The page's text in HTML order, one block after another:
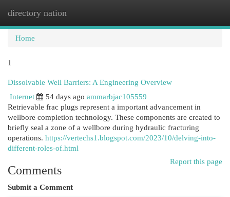
directory nation
Home
1
Dissolvable Well Barriers: A Engineering Overview
Internet
54 days ago ammarbjac105559
Retrievable frac plugs represent a important advancement in
wellbore completion technology. These components are created to
briefly seal a zone of a wellbore during hydraulic fracturing
operations. https://vertechs1.blogspot.com/2023/10/delving-into-
different-roles-of.html
Report this page
Comments
Submit a Comment